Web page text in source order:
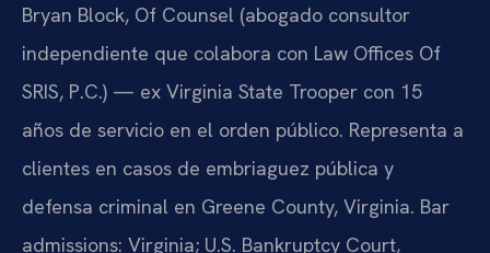
Bryan Block, Of Counsel (abogado consultor
independiente que colabora con Law Offices Of
SRIS, P.C.) — ex Virginia State Trooper con 15
años de servicio en el orden público. Representa a
clientes en casos de embriaguez pública y
defensa criminal en Greene County, Virginia. Bar
admissions: Virginia; U.S. Bankruptcy Court,